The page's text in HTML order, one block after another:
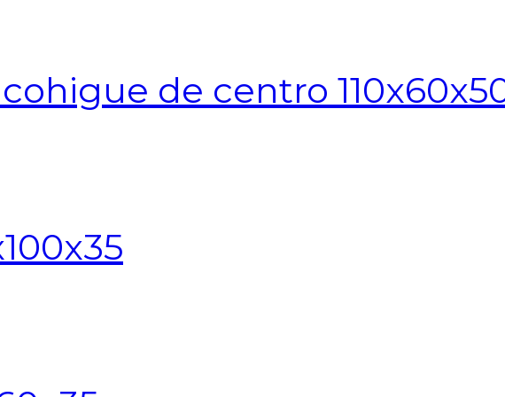
de centro